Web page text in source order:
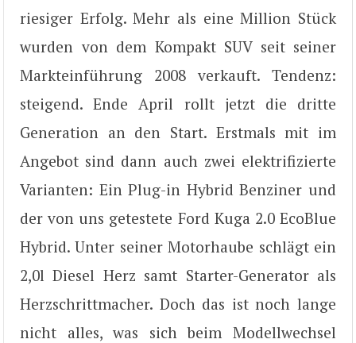
riesiger Erfolg. Mehr als eine Million Stück
wurden von dem Kompakt SUV seit seiner
Markteinführung 2008 verkauft. Tendenz:
steigend. Ende April rollt jetzt die dritte
Generation an den Start. Erstmals mit im
Angebot sind dann auch zwei elektrifizierte
Varianten: Ein Plug-in Hybrid Benziner und
der von uns getestete Ford Kuga 2.0 EcoBlue
Hybrid. Unter seiner Motorhaube schlägt ein
2,0l Diesel Herz samt Starter-Generator als
Herzschrittmacher. Doch das ist noch lange
nicht alles, was sich beim Modellwechsel